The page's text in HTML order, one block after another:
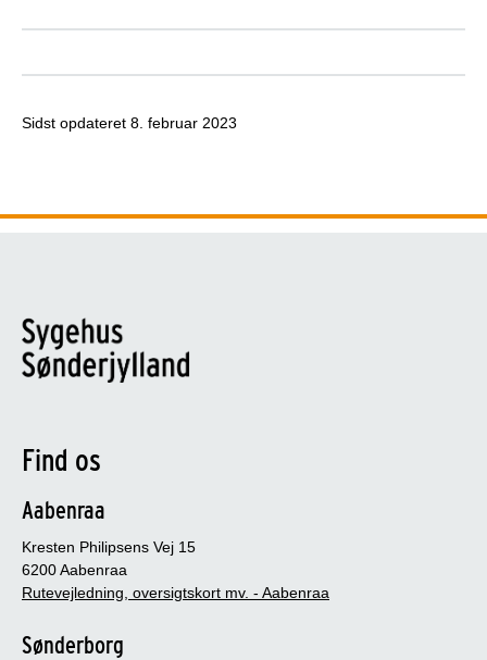
Sidst opdateret 8. februar 2023
Find os
Aabenraa
Kresten Philipsens Vej 15
6200 Aabenraa
Rutevejledning, oversigtskort mv. - Aabenraa
Sønderborg